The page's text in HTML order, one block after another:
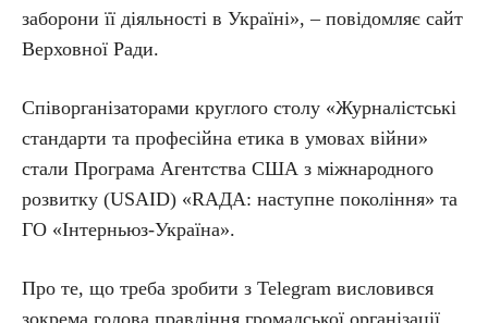
заборони її діяльності в Україні», – повідомляє сайт
Верховної Ради.
Співорганізаторами круглого столу «Журналістські
стандарти та професійна етика в умовах війни»
стали Програма Агентства США з міжнародного
розвитку (USAID) «RАДА: наступне покоління» та
ГО «Інтерньюз-Україна».
Про те, що треба зробити з Telegram висловився
зокрема голова правління громадської організації